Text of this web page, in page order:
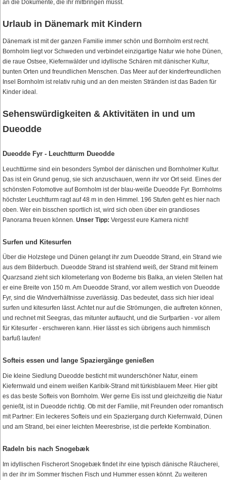
an die Dokumente, die ihr mitbringen müsst.
Urlaub in Dänemark mit Kindern
Dänemark ist mit der ganzen Familie immer schön und Bornholm erst recht.
Bornholm liegt vor Schweden und verbindet einzigartige Natur wie hohe Dünen,
die raue Ostsee, Kiefernwälder und idyllische Schären mit dänischer Kultur,
bunten Orten und freundlichen Menschen. Das Meer auf der kinderfreundlichen
Insel Bornholm ist relativ ruhig und an den meisten Stränden ist das Baden für
Kinder ideal.
Sehenswürdigkeiten & Aktivitäten in und um
Dueodde
Dueodde Fyr - Leuchtturm Dueodde
Leuchttürme sind ein besonders Symbol der dänischen und Bornholmer Kultur.
Das ist ein Grund genug, sie sich anzuschauen, wenn ihr vor Ort seid. Eines der
schönsten Fotomotive auf Bornholm ist der blau-weiße Dueodde Fyr. Bornholms
höchster Leuchtturm ragt auf 48 m in den Himmel. 196 Stufen geht es hier nach
oben. Wer ein bisschen sportlich ist, wird sich oben über ein grandioses
Panorama freuen können. Unser Tipp: Vergesst eure Kamera nicht!
Surfen und Kitesurfen
Über die Holzstege und Dünen gelangt ihr zum Dueodde Strand, ein Strand wie
aus dem Bilderbuch. Dueodde Strand ist strahlend weiß, der Strand mit feinem
Quarzsand zieht sich kilometerlang von Boderne bis Balka, an vielen Stellen hat
er eine Breite von 150 m. Am Dueodde Strand, vor allem westlich von Dueodde
Fyr, sind die Windverhältnisse zuverlässig. Das bedeutet, dass sich hier ideal
surfen und kitesurfen lässt. Achtet nur auf die Strömungen, die auftreten können,
und rechnet mit Seegras, das mitunter auftaucht, und die Surfpartien - vor allem
für Kitesurfer - erschweren kann. Hier lässt es sich übrigens auch himmlisch
barfuß laufen!
Softeis essen und lange Spaziergänge genießen
Die kleine Siedlung Dueodde besticht mit wunderschöner Natur, einem
Kiefernwald und einem weißen Karibik-Strand mit türkisblauem Meer. Hier gibt
es das beste Softeis von Bornholm. Wer gerne Eis isst und gleichzeitig die Natur
genießt, ist in Dueodde richtig. Ob mit der Familie, mit Freunden oder romantisch
mit Partner: Ein leckeres Softeis und ein Spaziergang durch Kiefernwald, Dünen
und am Strand, bei einer leichten Meeresbrise, ist die perfekte Kombination.
Radeln bis nach Snogebæk
Im idyllischen Fischerort Snogebæk findet ihr eine typisch dänische Räucherei,
in der ihr im Sommer frischen Fisch und Hummer essen könnt. Zu weiteren